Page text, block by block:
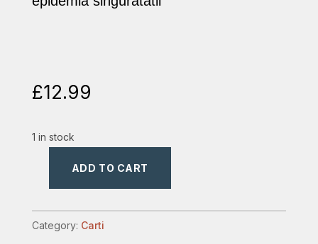
£12.99
1 in stock
quantity
ADD TO CART
Category: Carti